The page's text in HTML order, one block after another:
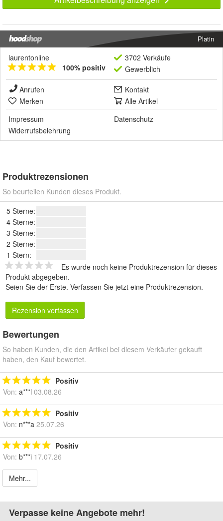
Platin
laurentonline
100% positiv
3702 Verkäufe
Gewerblich
Anrufen
Kontakt
Merken
Alle Artikel
Impressum
Datenschutz
Widerrufsbelehrung
Produktrezensionen
So beurteilen Kunden dieses Produkt.
5 Sterne:
4 Sterne:
3 Sterne:
2 Sterne:
1 Stern:
Es wurde noch keine Produktrezension für dieses
Produkt abgegeben.
Seien Sie der Erste. Verfassen Sie jetzt eine Produktrezension.
Rezension verfassen
Bewertungen
So haben Kunden, die den Artikel bei diesem Verkäufer gekauft
haben, den Kauf bewertet.
Positiv
Von: a***l 03.08.26
Positiv
Von: n***a 25.07.26
Positiv
Von: b***i 17.07.26
Mehr...
Verpasse keine Angebote mehr!